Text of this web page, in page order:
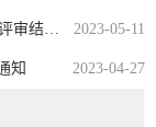
2023-05-11
2023-04-27
知